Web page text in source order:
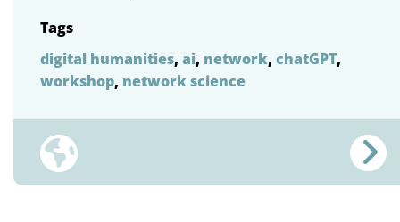
Tags
digital humanities, ai, network, chatGPT,
workshop, network science